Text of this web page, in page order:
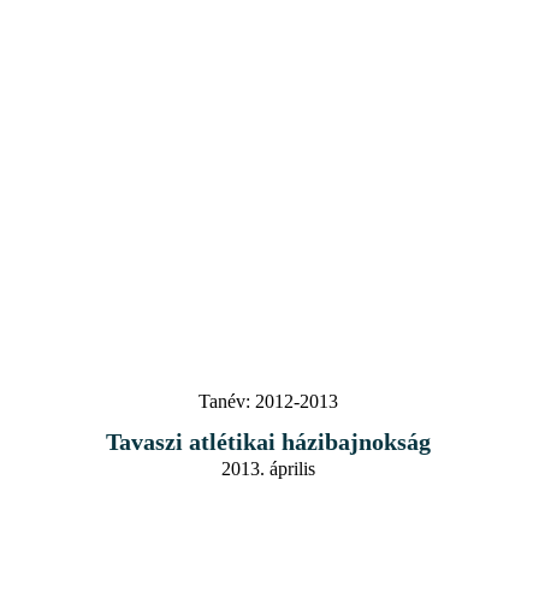
Tanév: 2012-2013
Tavaszi atlétikai házibajnokság
2013. április